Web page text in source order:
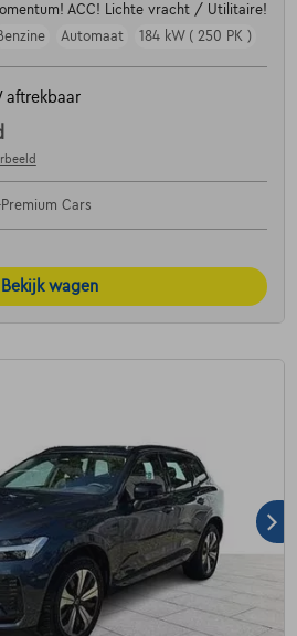
ACC! Lichte vracht / Utilitaire!
Automaat 184 kW ( 250 PK )
aftrekbaar
Premium Cars
Bekijk wagen